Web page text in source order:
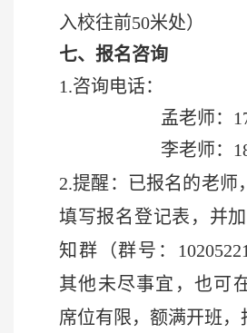
入校往前50米处）
七、报名咨询
1.咨询电话：
孟老师：
李老师：
2.提醒：已报名的老师
填写报名登记表，并
知群（群号：
其他未尽事宜，也可
席位有限，额满开班，